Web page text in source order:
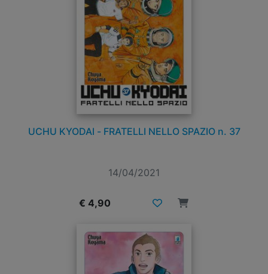
UCHU KYODAI - FRATELLI NELLO SPAZIO n. 37
14/04/2021
€ 4,90